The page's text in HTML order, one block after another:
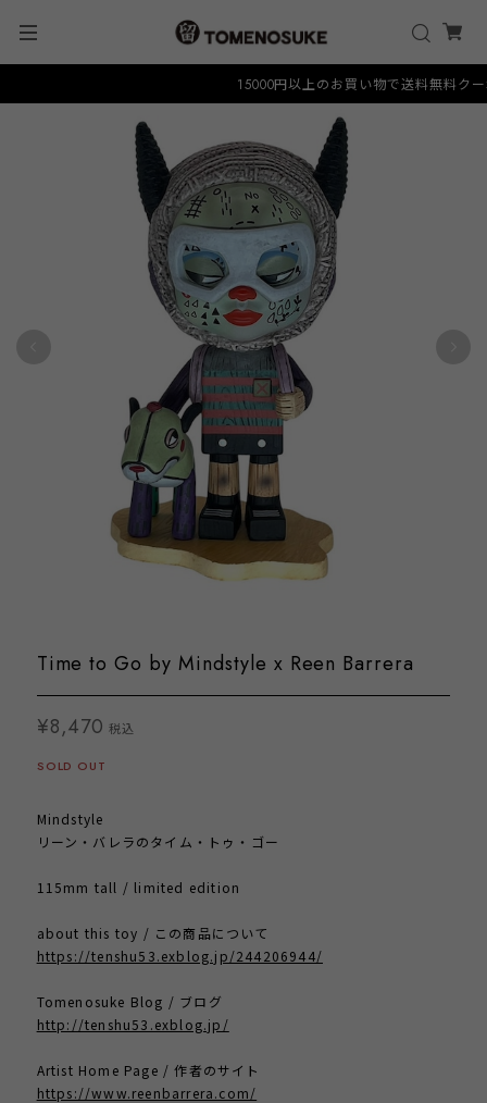
15000円以上のお買い物で送料無料クー
Time to Go by Mindstyle x Reen Barrera
¥8,470 税込
SOLD OUT
Mindstyle
リーン・バレラのタイム・トゥ・ゴー
115mm tall / limited edition
about this toy / この商品について
https://tenshu53.exblog.jp/244206944/
Tomenosuke Blog / ブログ
http://tenshu53.exblog.jp/
Artist Home Page / 作者のサイト
https://www.reenbarrera.com/